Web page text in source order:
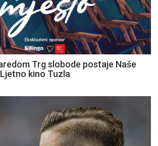
Trg slobode postaje Naše
kino Tuzla